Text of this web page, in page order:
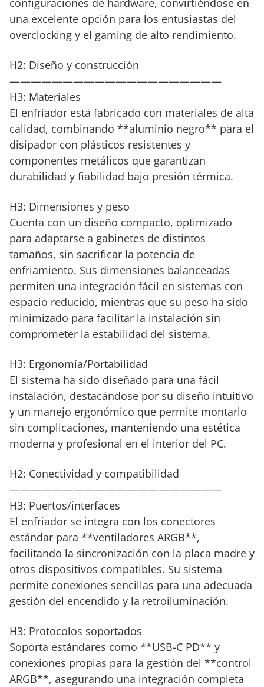
configuraciones de hardware, convirtiéndose en
una excelente opción para los entusiastas del
overclocking y el gaming de alto rendimiento.
H2: Diseño y construcción
————————————————————
H3: Materiales
El enfriador está fabricado con materiales de alta
calidad, combinando **aluminio negro** para el
disipador con plásticos resistentes y
componentes metálicos que garantizan
durabilidad y fiabilidad bajo presión térmica.
H3: Dimensiones y peso
Cuenta con un diseño compacto, optimizado
para adaptarse a gabinetes de distintos
tamaños, sin sacrificar la potencia de
enfriamiento. Sus dimensiones balanceadas
permiten una integración fácil en sistemas con
espacio reducido, mientras que su peso ha sido
minimizado para facilitar la instalación sin
comprometer la estabilidad del sistema.
H3: Ergonomía/Portabilidad
El sistema ha sido diseñado para una fácil
instalación, destacándose por su diseño intuitivo
y un manejo ergonómico que permite montarlo
sin complicaciones, manteniendo una estética
moderna y profesional en el interior del PC.
H2: Conectividad y compatibilidad
————————————————————
H3: Puertos/interfaces
El enfriador se integra con los conectores
estándar para **ventiladores ARGB**,
facilitando la sincronización con la placa madre y
otros dispositivos compatibles. Su sistema
permite conexiones sencillas para una adecuada
gestión del encendido y la retroiluminación.
H3: Protocolos soportados
Soporta estándares como **USB-C PD** y
conexiones propias para la gestión del **control
ARGB**, asegurando una integración completa